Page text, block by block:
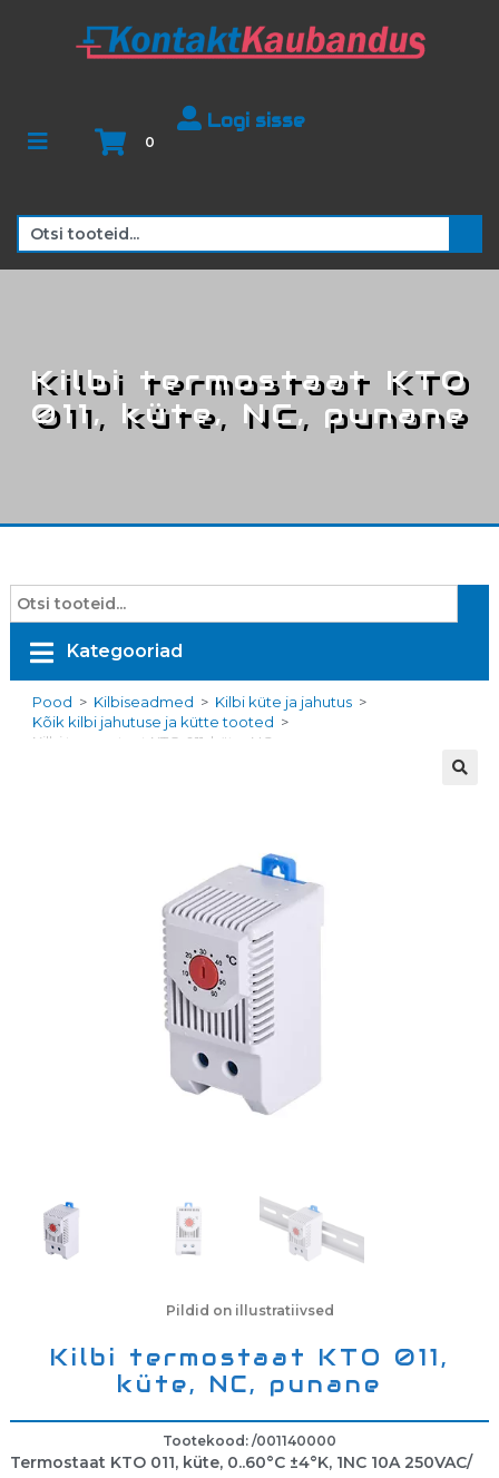
0
Logi sisse
Kilbi termostaat KTO
011, küte, NC, punane
Kategooriad
Pood > Kilbiseadmed > Kilbi küte ja jahutus >
Kõik kilbi jahutuse ja kütte tooted >
Kilbi termostaat KTO 011, küte, NC, punane
Kilbi termostaat KTO 011,
küte, NC, punane
Tootekood: /001140000
Termostaat KTO 011, küte, 0..60°C ±4°K, 1NC 10A 250VAC/
Pildid on illustratiivsed